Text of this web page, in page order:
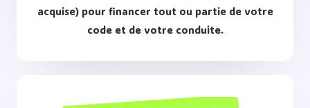
acquise) pour financer tout ou partie de votre
code et de votre conduite.